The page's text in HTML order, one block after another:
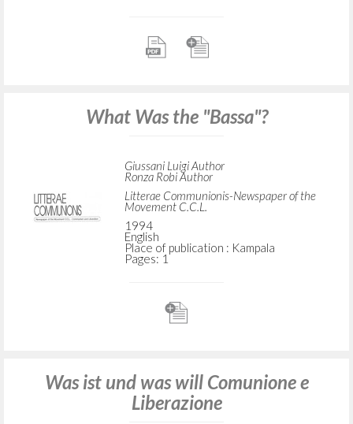
What Was the "Bassa"?
Giussani Luigi Author
Ronza Robi Author
Litterae Communionis-Newspaper of the
Movement C.C.L.
1994
English
Place of publication : Kampala
Pages: 1
Was ist und was will Comunione e
Liberazione